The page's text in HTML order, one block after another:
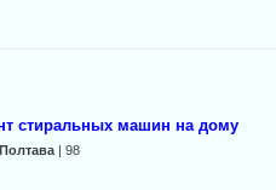
стиральных машин на дому
Полтава| 98